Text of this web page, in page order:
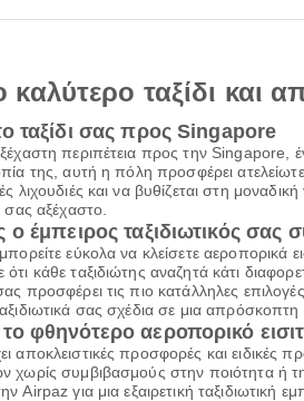
καλύτερο ταξίδι και
ταξίδι σας προς Singapore
περιπέτεια προς την Singapore,
της, αυτή η πόλη προσφέρει
λιχουδιές και να βυθίζεται στη
σας αξέχαστο.
έμπειρος ταξιδιωτικός σας
εύκολα να κλείσετε αεροπορικά
κάθε ταξιδιώτης αναζητά κάτι
προσφέρει τις πιο κατάλληλες
σας σχέδια σε μια απρόσκοπτη
φθηνότερο αεροπορικό
αποκλειστικές προσφορές και ειδικές
χωρίς συμβιβασμούς στην ποιότητα ή
Airpaz για μια εξαιρετική ταξιδιωτική